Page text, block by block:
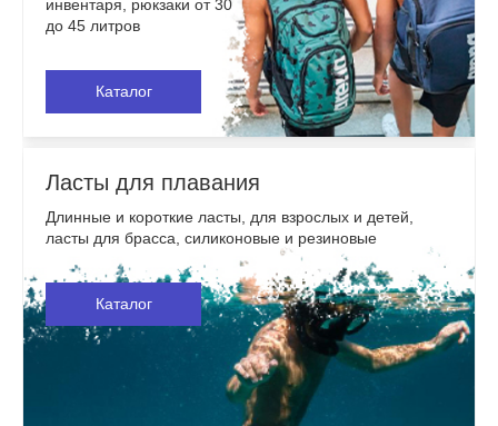
инвентаря, рюкзаки от 30
до 45 литров
Каталог
Ласты для плавания
Длинные и короткие ласты, для взрослых и детей,
ласты для брасса, силиконовые и резиновые
Каталог